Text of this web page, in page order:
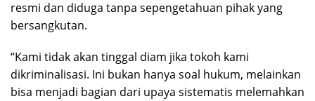
resmi dan diduga tanpa sepengetahuan pihak yang
bersangkutan.
“Kami tidak akan tinggal diam jika tokoh kami
dikriminalisasi. Ini bukan hanya soal hukum, melainkan
bisa menjadi bagian dari upaya sistematis melemahkan